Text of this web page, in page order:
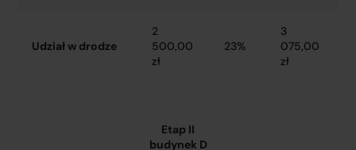
Udział w drodze
2
500,00
zł
23%
3
075,00
zł
Etap II
budynek D